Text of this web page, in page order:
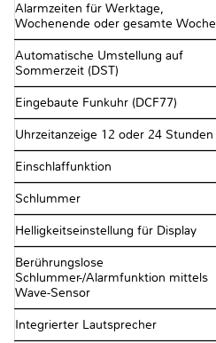
Alarmzeiten für Werktage,
Wochenende oder gesamte Woche
Automatische Umstellung auf
Sommerzeit (DST)
Eingebaute Funkuhr (DCF77)
Uhrzeitanzeige 12 oder 24 Stunden
Einschlaffunktion
Schlummer
Helligkeitseinstellung für Display
Berührungslose
Schlummer-/Alarmfunktion mittels
Wave-Sensor
Integrierter Lautsprecher